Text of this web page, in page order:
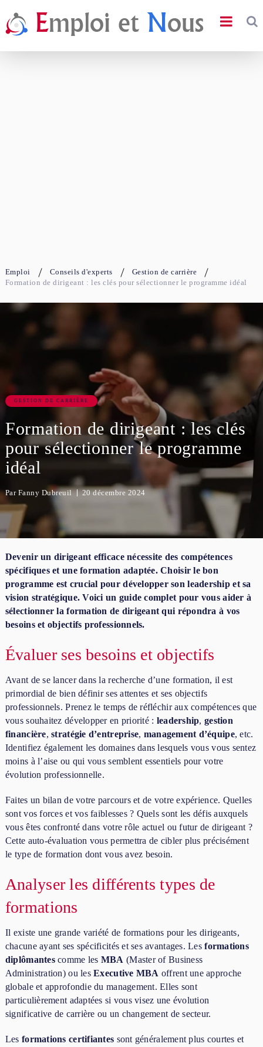
Emploi Conseils d'experts
Gestion de carrière
Formation de dirigeant : les clés pour sélectionner le programme idéal
GESTION DE CARRIÈRE
Formation de dirigeant : les clés
pour sélectionner le programme
idéal
Par Fanny Dubreuil 20 décembre 2024
Devenir un dirigeant efficace nécessite des compétences
spécifiques et une formation adaptée. Choisir le bon
programme est crucial pour développer son leadership et sa
vision stratégique. Voici un guide complet pour vous aider à
sélectionner la formation de dirigeant qui répondra à vos
besoins et objectifs professionnels.
Évaluer ses besoins et objectifs
Avant de se lancer dans la recherche d’une formation, il est
primordial de bien définir ses attentes et ses objectifs
professionnels. Prenez le temps de réfléchir aux compétences que
vous souhaitez développer en priorité : leadership,gestion
financière,stratégie d’entreprise, management d’équipe, etc.
Identifiez également les domaines dans lesquels vous vous sentez
moins à l’aise ou qui vous semblent essentiels pour votre
évolution professionnelle.
Faites un bilan de votre parcours et de votre expérience. Quelles
sont vos forces et vos faiblesses ? Quels sont les défis auxquels
vous êtes confronté dans votre rôle actuel ou futur de dirigeant ?
Cette auto-évaluation vous permettra de cibler plus précisément
le type de formation dont vous avez besoin.
Analyser les différents types de
formations
Il existe une grande variété de formations pour les dirigeants,
chacune ayant ses spécificités et ses avantages. Lesformations
diplômantescomme les MBA (Master of Business
Administration) ou lesExecutive MBA offrent une approche
globale et approfondie du management. Elles sont
particulièrement adaptées si vous visez une évolution
significative de carrière ou un changement de secteur.
Lesformations certifiantes sont généralement plus courtes et